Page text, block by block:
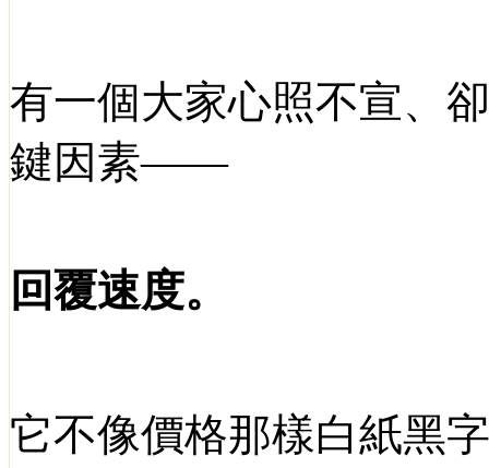
有一個大家心照不宣、
鍵因素——
回覆速度。
它不像價格那樣白紙黑